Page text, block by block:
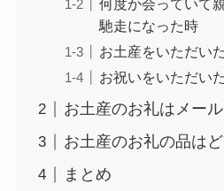
何度か会っていて
馳走になった時
お土産をいただい
お祝いをいただい
お土産のお礼はメー
お土産のお礼の品は
まとめ